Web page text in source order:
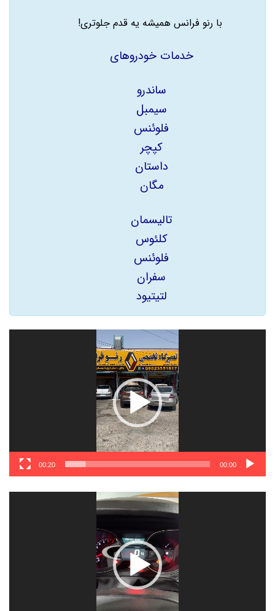
با رنو فرانس همیشه یه قدم جلوتری!
خدمات خودروهای
ساندرو
سیمبل
فلوئنس
کپچر
داستان
مگان
تالیسمان
کلئوس
فلوئنس
سفران
لتیتیود
00:00
00:20